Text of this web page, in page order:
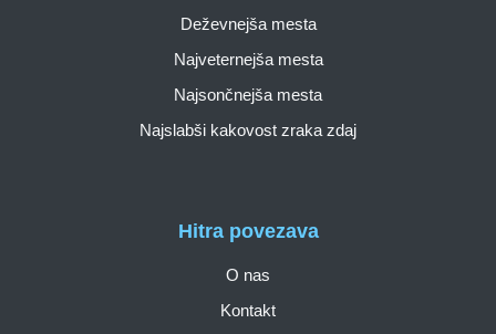
Hitra povezava
O nas
Kontakt
Deževnejša mesta
Najveternejša mesta
Najsončnejša mesta
Najslabši kakovost zraka zdaj